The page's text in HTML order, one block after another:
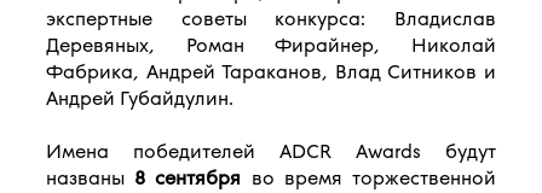
экспертные советы конкурса: Владислав
Деревяных, Роман Фирайнер, Николай
Фабрика, Андрей Тараканов, Влад Ситников и
Андрей Губайдулин.
Имена победителей ADCR Awards будут
названы 8 сентября во время торжественной